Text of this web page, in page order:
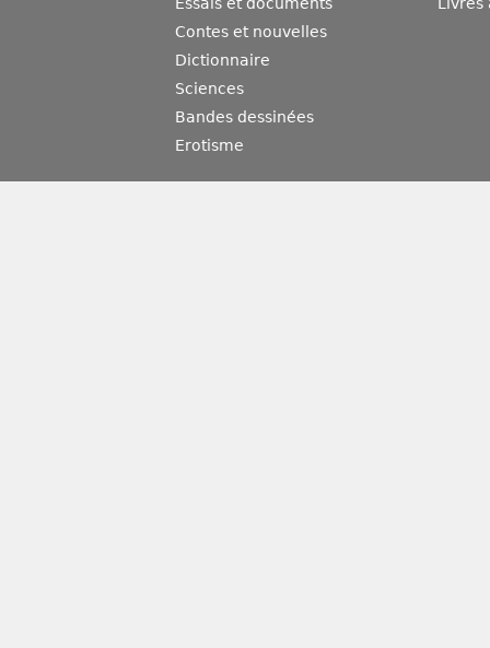
Essais et documents
Contes et nouvelles
Dictionnaire
Sciences
Bandes dessinées
Erotisme
Livres